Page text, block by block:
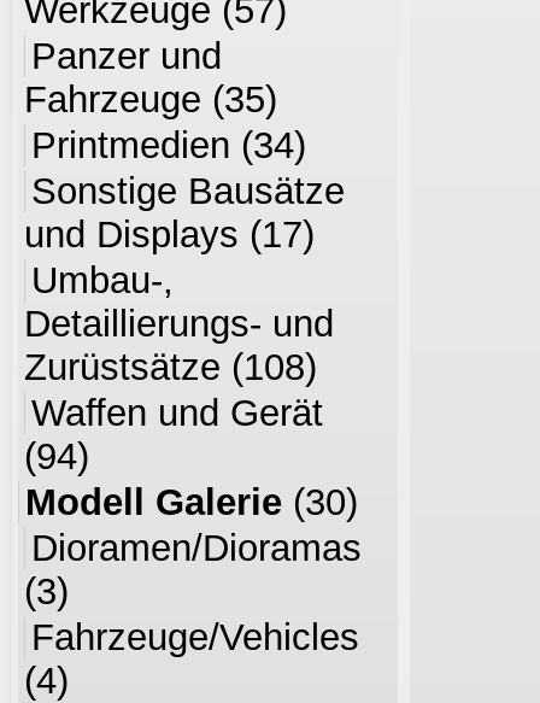
Werkzeuge (57)
Panzer und
Fahrzeuge (35)
Printmedien (34)
Sonstige Bausätze
und Displays (17)
Umbau-,
Detaillierungs- und
Zurüstsätze (108)
Waffen und Gerät
(94)
Modell Galerie (30)
Dioramen/Dioramas
(3)
Fahrzeuge/Vehicles
(4)